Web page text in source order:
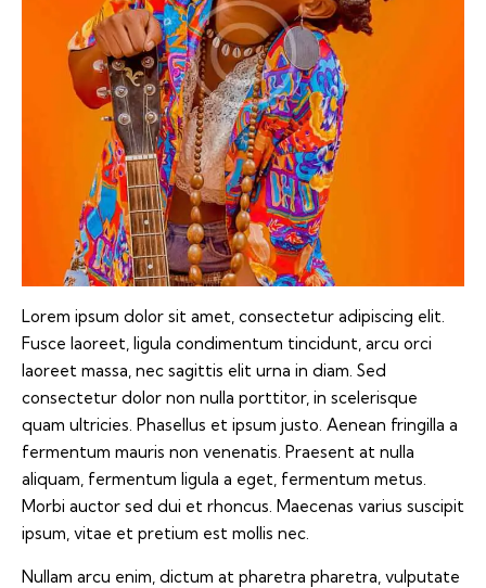
Lorem ipsum dolor sit amet, consectetur adipiscing elit.
Fusce laoreet, ligula condimentum tincidunt, arcu orci
laoreet massa, nec sagittis elit urna in diam. Sed
consectetur dolor non nulla porttitor, in scelerisque
quam ultricies. Phasellus et ipsum justo. Aenean fringilla a
fermentum mauris non venenatis. Praesent at nulla
aliquam, fermentum ligula a eget, fermentum metus.
Morbi auctor sed dui et rhoncus. Maecenas varius suscipit
ipsum, vitae et pretium est mollis nec.
Nullam arcu enim, dictum at pharetra pharetra, vulputate